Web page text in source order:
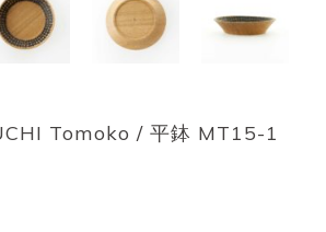
Tomoko / 平鉢 MT15-1